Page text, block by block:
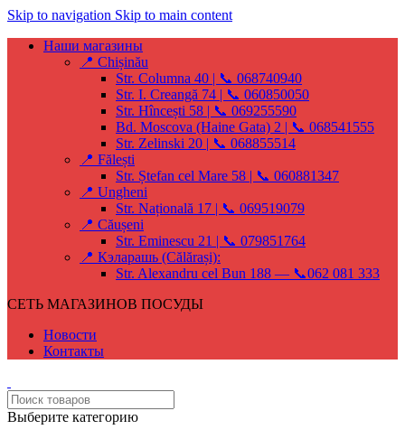
Skip to navigation Skip to main content
Наши магазины
📍 Chișinău
Str. Columna 40 | 📞 068740940
Str. I. Creangă 74 | 📞 060850050
Str. Hîncești 58 | 📞 069255590
Bd. Moscova (Haine Gata) 2 | 📞 068541555
Str. Zelinski 20 | 📞 068855514
📍 Fălești
Str. Ștefan cel Mare 58 | 📞 060881347
📍 Ungheni
Str. Națională 17 | 📞 069519079
📍 Căușeni
Str. Eminescu 21 | 📞 079851764
📍 Кэларашь (Călărași):
Str. Alexandru cel Bun 188 — 📞062 081 333
СЕТЬ МАГАЗИНОВ ПОСУДЫ
Новости
Контакты
Выберите категорию